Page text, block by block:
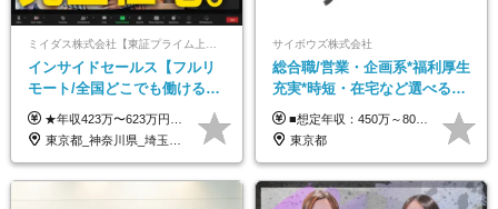
インサイドセールス【フルリ
モート/全国どこでも働ける】
未経験OK*土日祝休み*残業少
なめ*在宅勤務手当あり
★年収423万〜623万円のモデルあり（想定時間外手当10時間分含む） ★半年に一度ドカンと支給のボーナスあり（半年に1度最大150万円） 月給25万円〜＋各種手当＋インセンティブ ＊リモートワーク手当（4000円/月） ＊リモートワーク一時金（1万5000円） ＊残業手当全額支給 ※経験・スキルにより月給を決定します ※試用期間：2ヵ月あり。期間中の雇用形態・給与・待遇に変更はありません 《頑張りはインセンティブとして還元！》 当社は5段階の評価制度を導入。 半期に1回の評価で最高ランク（5点）を獲得したメンバーには、 150万円のインセンティブを支給！ これが半年に一度のインセンティブとして支給されるため、 成果を出した分だけまとまった収入を得られる仕組みです。 【固定残業代について】 なし（残業代は、実際の労働時間に応じて別途全額支給）
東京都_神奈川県_埼玉県_千葉県_大阪府_愛知県_北海道_青森県_岩手県_宮城県_秋田県_山形県_福島県_茨城県_栃木県_群馬県_新潟県_山梨県_長野県_富山県_石川県_福井県_静岡県_岐阜県_三重県_兵庫県_京都府_滋賀県_奈良県_和歌山県_広島県_岡山県_鳥取県_島根県_山口県_徳島県_香川県_愛媛県_高知県_福岡県_熊本県_佐賀県_長崎県_大分県_宮崎県_鹿児島県_沖縄県
サイボウズ株式会社
総合職/営業・企画系*福利厚生
充実*時短・在宅など選べる働
き方*賞与年2回
■想定年収：450万～800万円（基本給12ヶ月分＋賞与2ヶ月分） ※上記想定年収はフルタイムの働き方を想定しています。 それ以外の働き方（勤務日数、時短、固定残業時間数の変更など）の場合 上記想定年収の支給を確約するものではありません ※賞与は全社の業績に応じて変動の可能性があります ※ご経験・スキルを考慮のうえ、当社規定により優遇します （試用期間3ヶ月有/給与・待遇に差異なし） ■昇給年1回 ■賞与年2回（2月・8月）
東京都